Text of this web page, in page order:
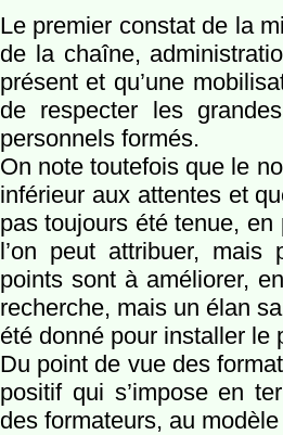
Le premier constat de la
de la chaîne,
présent et qu’une
de respecter les
personnels formés.
On note toutefois que le
inférieur aux attentes et
pas toujours été tenue,
l’on peut attribuer, mais
points sont à améliorer,
recherche, mais un élan
été donné pour installer le
Du point de vue des
positif qui s’impose en
des formateurs, au